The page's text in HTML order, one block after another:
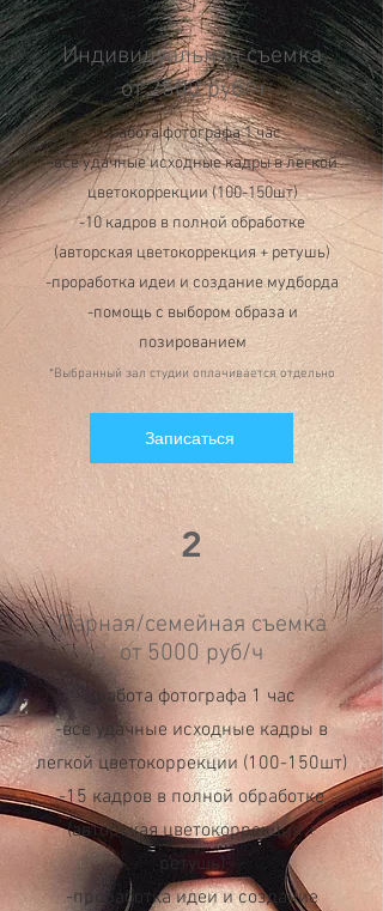
Индивидуальная съемка
от 2500 руб/ч
-работа фотографа 1 час
-все удачные исходные кадры в легкой
цветокоррекции (100-150шт)
-10 кадров в полной обработке
(авторская цветокоррекция + ретушь)
-проработка идеи и создание мудборда
-помощь с выбором образа и
позированием
*Выбранный зал студии оплачивается отдельно
Записаться
2
Парная/семейная съемка
от 5000 руб/ч
-работа фотографа 1 час
-все удачные исходные кадры в
легкой цветокоррекции (100-150шт)
-15 кадров в полной обработке
(авторская цветокоррекция +
ретушь)
-проработка идеи и создание